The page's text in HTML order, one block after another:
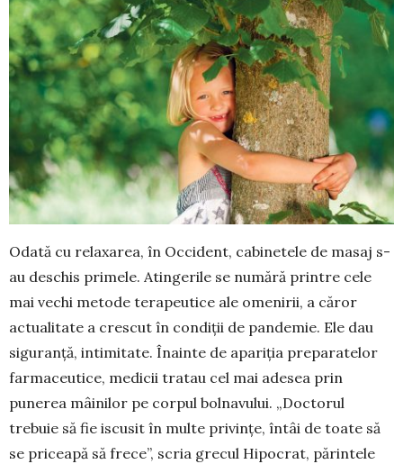
Odată cu relaxarea, în Occident, cabinetele de masaj s-
au deschis primele. Atingerile se numără printre cele
mai vechi metode tera­peu­tice ale omenirii, a căror
actualitate a crescut în condiții de pandemie. Ele dau
siguranță, intimitate. Înainte de apa­ri­ția preparatelor
far­ma­ceu­tice, me­dicii tratau cel mai adesea prin
punerea mâi­­nilor pe corpul bol­­na­vului. „Doc­torul
trebuie să fie iscusit în mul­te privințe, întâi de toate să
se pri­ceapă să fre­ce”, scria gre­cul Hi­pocrat, pă­rintele